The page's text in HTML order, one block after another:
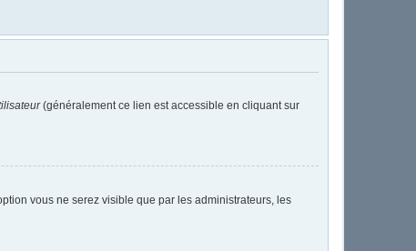
(généralement ce lien est accessible en cliquant sur
vous ne serez visible que par les administrateurs, les